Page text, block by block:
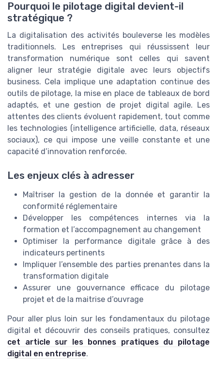
Pourquoi le pilotage digital devient-il
stratégique ?
La digitalisation des activités bouleverse les modèles
traditionnels. Les entreprises qui réussissent leur
transformation numérique sont celles qui savent
aligner leur stratégie digitale avec leurs objectifs
business. Cela implique une adaptation continue des
outils de pilotage, la mise en place de tableaux de bord
adaptés, et une gestion de projet digital agile. Les
attentes des clients évoluent rapidement, tout comme
les technologies (intelligence artificielle, data, réseaux
sociaux), ce qui impose une veille constante et une
capacité d’innovation renforcée.
Les enjeux clés à adresser
Maîtriser la gestion de la donnée et garantir la
conformité réglementaire
Développer les compétences internes via la
formation et l’accompagnement au changement
Optimiser la performance digitale grâce à des
indicateurs pertinents
Impliquer l’ensemble des parties prenantes dans la
transformation digitale
Assurer une gouvernance efficace du pilotage
projet et de la maitrise d’ouvrage
Pour aller plus loin sur les fondamentaux du pilotage
digital et découvrir des conseils pratiques, consultez
cet article sur les bonnes pratiques du pilotage
digital en entreprise.